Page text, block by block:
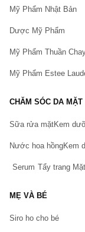
Quý
hàng
Khách
Hãy báo lỗi cho
Mỹ Phẩm Nhật Bản
Dược Mỹ Phẩm
Mỹ Phẩm Thuần
Mỹ Phẩm Estee
CHĂM SÓC DA MẶT
Sữa rửa mặtKem
Nước hoa hồngKem
Serum Tẩy trang
MẸ VÀ BÉ
Siro ho cho bé